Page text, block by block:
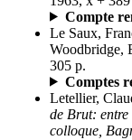
Compte
Le Saux,
Woodbridge,
305 p.
Comptes
Letellier,
de Brut: entre
colloque,